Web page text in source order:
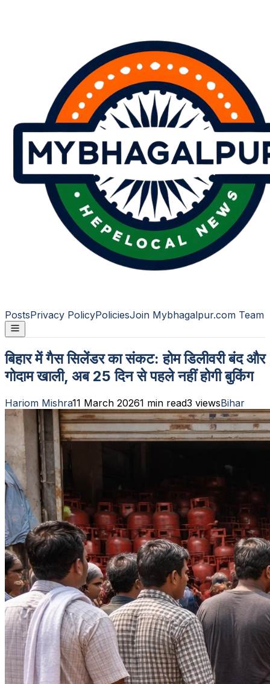
PostsPrivacy PolicyPoliciesJoin Mybhagalpur.com Team
बिहार में गैस सिलेंडर का संकट: होम डिलीवरी बंद और
गोदाम खाली, अब 25 दिन से पहले नहीं होगी बुकिंग
Hariom Mishra11 March 20261 min read3 viewsBihar